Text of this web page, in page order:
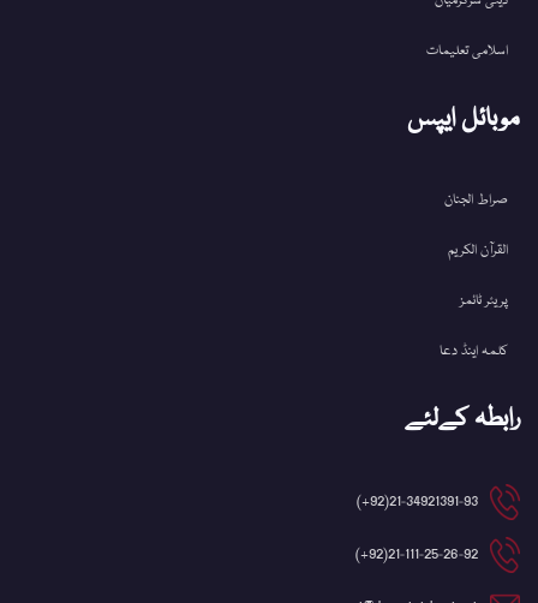
اسلامی تعلیمات
موبائل ایپس
صراط الجنان
القرآن الکریم
پریئر ٹائمز
کلمہ اینڈ دعا
رابطہ کےلئے
21-34921391-93(92+)
21-111-25-26-92(92+)